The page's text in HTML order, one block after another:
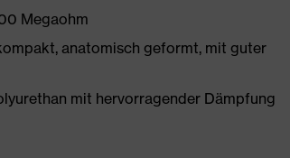
Megaohm
anatomisch geformt, mit guter
mit hervorragender Dämpfung